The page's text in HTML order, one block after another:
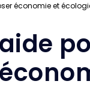
économie et